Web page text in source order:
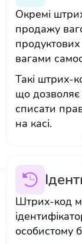
Окремі
продажу
вагами
Такі штрих-
що дозволяє
списати
на касі.
Штрих-код
особистому